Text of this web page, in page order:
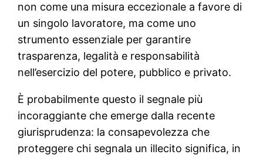
non come una misura eccezionale a favore di
un singolo lavoratore, ma come uno
strumento essenziale per garantire
trasparenza, legalità e responsabilità
nell’esercizio del potere, pubblico e privato.
È probabilmente questo il segnale più
incoraggiante che emerge dalla recente
giurisprudenza: la consapevolezza che
proteggere chi segnala un illecito significa, in